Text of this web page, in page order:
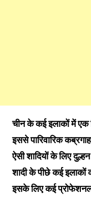
चीन के कई इलाकों में एक
इससे पारिवारिक
ऐसी शादियों के लिए
शादी के पीछे कई इलाकों
इसके लिए कई प्रोफेशनल